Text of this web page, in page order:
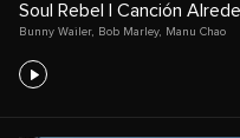
Soul Rebel | Canción
Bunny Wailer, Bob Marley, Manu Chao